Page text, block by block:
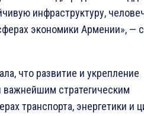
инфраструктуру,
экономики Армении», —
что развитие и укрепление
важнейшим стратегическим
транспорта, энергетики и